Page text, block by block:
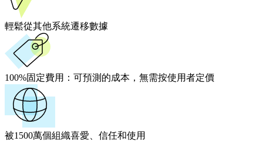
輕鬆從其他系統遷移數據
100%固定費用： 可預測的成本，無需按使用者定價
被1500萬個組織喜愛、信任和使用